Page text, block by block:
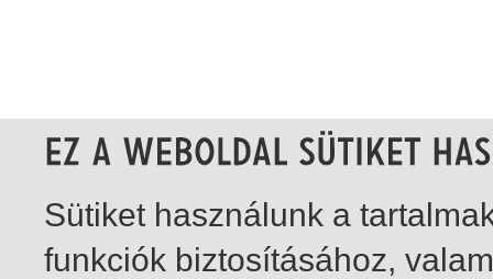
Sütiket használunk a
funkciók biztosításához,